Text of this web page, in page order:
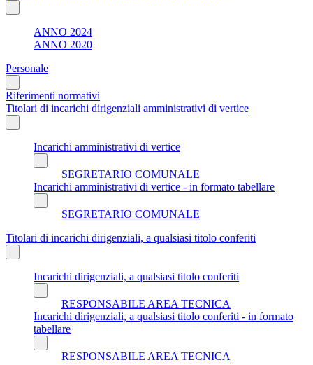
ANNO 2024
ANNO 2020
Personale
Riferimenti normativi
Titolari di incarichi dirigenziali amministrativi di vertice
Incarichi amministrativi di vertice
SEGRETARIO COMUNALE
Incarichi amministrativi di vertice - in formato tabellare
SEGRETARIO COMUNALE
Titolari di incarichi dirigenziali, a qualsiasi titolo conferiti
Incarichi dirigenziali, a qualsiasi titolo conferiti
RESPONSABILE AREA TECNICA
Incarichi dirigenziali, a qualsiasi titolo conferiti - in formato
tabellare
RESPONSABILE AREA TECNICA